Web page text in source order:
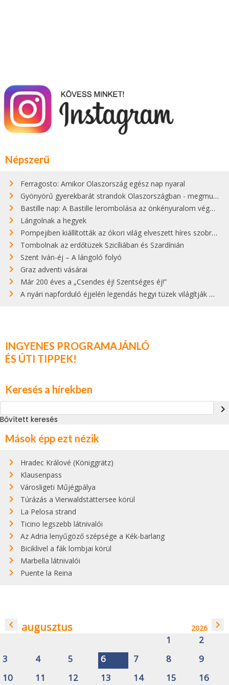
Népszerű
Ferragosto: Amikor Olaszország egész nap nyaral
Gyönyörű gyerekbarát strandok Olaszországban - megmutatjuk a 15 legjobbat
Bastille nap: A Bastille lerombolása az önkényuralom végét jelentette
Lángolnak a hegyek
Pompejiben kiállították az ókori világ elveszett híres szobrának másolatát
Tombolnak az erdőtüzek Szicíliában és Szardínián
Szent Iván-éj – A lángoló folyó
Graz adventi vásárai
Már 200 éves a „Csendes éj! Szentséges éj!”
A nyári napforduló éjjelén legendás hegyi tüzek világítják meg Zugspitzét
INGYENES PROGRAMAJÁNLÓ
ÉS ÚTI TIPPEK!
Keresés a hírekben
navigate_next
Bővített keresés
Mások épp ezt nézik
Hradec Králové (Königgrätz)
Klausenpass
Városligeti Műjégpálya
Túrázás a Vierwaldstättersee körül
La Pelosa strand
Ticino legszebb látnivalói
Az Adria lenyűgöző szépsége a Kék-barlang
Biciklivel a fák lombjai körül
Marbella látnivalói
Puente la Reina
navigate_before augusztus 2026 navigate_next
1
2
3
4 5 6 7 8
9
10
11 12 13 14 15 16